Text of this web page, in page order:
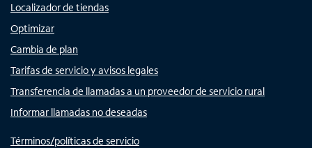
Localizador de tiendas
Optimizar
Cambia de plan
Tarifas de servicio y avisos legales
Transferencia de llamadas a un proveedor de servicio rural
Informar llamadas no deseadas
Términos/políticas de servicio